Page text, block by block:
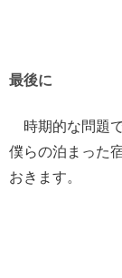
最後に
時期的な問題
僕らの泊まった
おきます。